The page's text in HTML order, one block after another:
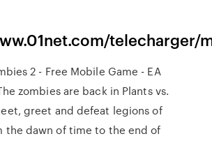
telecharger/
2 - Free Mobile Game - EA
zombies are back in Plants vs.
greet and defeat legions of
the dawn of time to the end of